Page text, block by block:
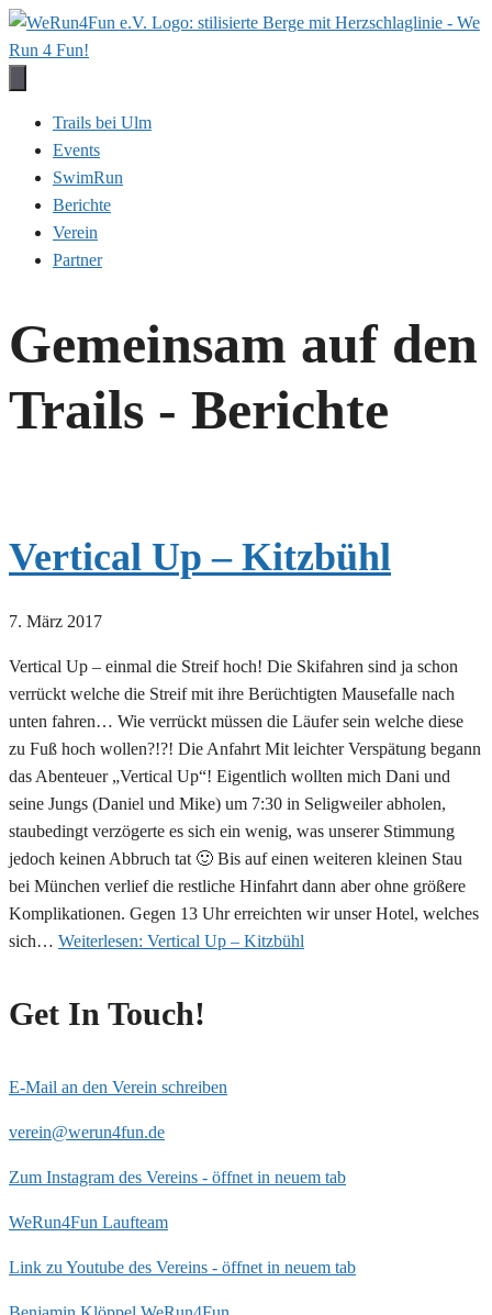
Zum
Inhalt
Trails bei Ulm
Events
SwimRun
Berichte
Verein
Partner
Gemeinsam auf den
Trails - Berichte
Vertical Up – Kitzbühl
7. März 2017
Vertical Up – einmal die Streif hoch! Die Skifahren sind ja schon
verrückt welche die Streif mit ihre Berüchtigten Mausefalle nach
unten fahren… Wie verrückt müssen die Läufer sein welche diese
zu Fuß hoch wollen?!?! Die Anfahrt Mit leichter Verspätung begann
das Abenteuer „Vertical Up“! Eigentlich wollten mich Dani und
seine Jungs (Daniel und Mike) um 7:30 in Seligweiler abholen,
staubedingt verzögerte es sich ein wenig, was unserer Stimmung
jedoch keinen Abbruch tat 🙂 Bis auf einen weiteren kleinen Stau
bei München verlief die restliche Hinfahrt dann aber ohne größere
Komplikationen. Gegen 13 Uhr erreichten wir unser Hotel, welches
sich… Weiterlesen: Vertical Up – Kitzbühl
Get In Touch!
E-Mail an den Verein schreiben
verein@werun4fun.de
Zum Instagram des Vereins - öffnet in neuem tab
WeRun4Fun Laufteam
Link zu Youtube des Vereins - öffnet in neuem tab